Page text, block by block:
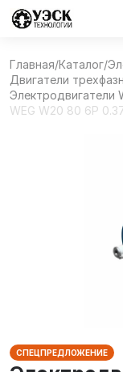
Главная/Каталог/
Двигатели
Электродвигатели
WEG W20 80 6P
СПЕЦПРЕДЛОЖЕНИЕ